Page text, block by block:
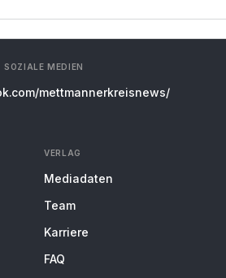
SOZIALE MEDIEN
mettmannerkreisnews/
VERLAG
Mediadaten
Team
Karriere
FAQ